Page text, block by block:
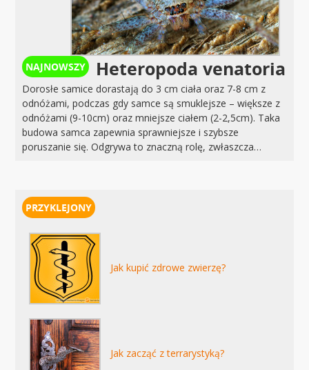
Heteropoda venatoria
Dorosłe samice dorastają do 3 cm ciała oraz 7-8 cm z
odnóżami, podczas gdy samce są smuklejsze – większe z
odnóżami (9-10cm) oraz mniejsze ciałem (2-2,5cm). Taka
budowa samca zapewnia sprawniejsze i szybsze
poruszanie się. Odgrywa to znaczną rolę, zwłaszcza…
Jak kupić zdrowe zwierzę?
Jak zacząć z terrarystyką?